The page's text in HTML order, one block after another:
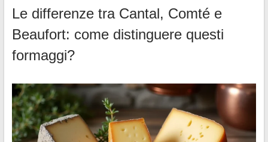
Le differenze tra Cantal, Comté e
Beaufort: come distinguere questi
formaggi?